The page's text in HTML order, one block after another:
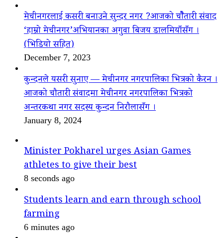
मेचीनगरलाई कसरी बनाउने सुन्दर नगर ?आजको चौैतारी संवाद
‘हाम्रो मेचीनगर’अभियानका अगुवा बिजय डालमियाँसँग ।
(भिडियो सहित)
December 7, 2023
कुन्दनले यसरी सुनाए — मेचीनगर नगरपालिका भित्रको कैरन ।
आजको चौतारी संवादमा मेचीनगर नगरपालिका भित्रको
अन्तरकथा नगर सदस्य कुन्दन निरौलासँग ।
January 8, 2024
Minister Pokharel urges Asian Games
athletes to give their best
8 seconds ago
Students learn and earn through school
farming
6 minutes ago